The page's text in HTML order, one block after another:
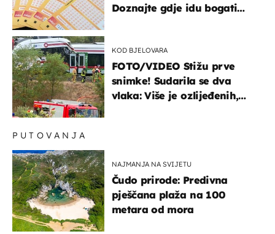
Doznajte gdje idu bogati
KOD BJELOVARA
FOTO/VIDEO Stižu prve
snimke! Sudarila se dva
vlaka: Više je ozlijeđenih,
PUTOVANJA
NAJMANJA NA SVIJETU
Čudo prirode: Predivna
pješčana plaža na 100
metara od mora